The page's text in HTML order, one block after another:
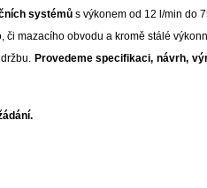
systémů s výkonem od 12 l/min do
mazacího obvodu a kromě stálé
Provedeme specifikaci, návrh,